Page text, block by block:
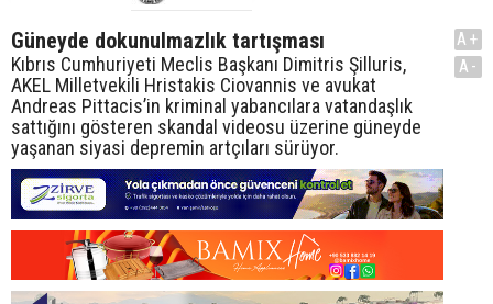
Güneyde dokunulmazlık tartışması
Kıbrıs Cumhuriyeti Meclis Başkanı Dimitris Şilluris,
AKEL Milletvekili Hristakis Ciovannis ve avukat
Andreas Pittacis’in kriminal yabancılara vatandaşlık
sattığını gösteren skandal videosu üzerine güneyde
yaşanan siyasi depremin artçıları sürüyor.
A+
A-